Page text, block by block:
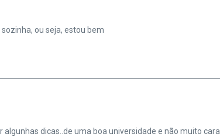
ou seja, estou bem
dicas..de uma boa universidade e não muito cara.